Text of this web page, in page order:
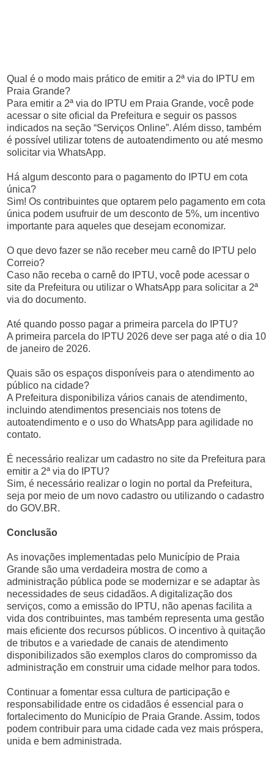
Qual é o modo mais prático de emitir a 2ª via do IPTU em
Praia Grande?
Para emitir a 2ª via do IPTU em Praia Grande, você pode
acessar o site oficial da Prefeitura e seguir os passos
indicados na seção “Serviços Online”. Além disso, também
é possível utilizar totens de autoatendimento ou até mesmo
solicitar via WhatsApp.
Há algum desconto para o pagamento do IPTU em cota
única?
Sim! Os contribuintes que optarem pelo pagamento em cota
única podem usufruir de um desconto de 5%, um incentivo
importante para aqueles que desejam economizar.
O que devo fazer se não receber meu carnê do IPTU pelo
Correio?
Caso não receba o carnê do IPTU, você pode acessar o
site da Prefeitura ou utilizar o WhatsApp para solicitar a 2ª
via do documento.
Até quando posso pagar a primeira parcela do IPTU?
A primeira parcela do IPTU 2026 deve ser paga até o dia 10
de janeiro de 2026.
Quais são os espaços disponíveis para o atendimento ao
público na cidade?
A Prefeitura disponibiliza vários canais de atendimento,
incluindo atendimentos presenciais nos totens de
autoatendimento e o uso do WhatsApp para agilidade no
contato.
É necessário realizar um cadastro no site da Prefeitura para
emitir a 2ª via do IPTU?
Sim, é necessário realizar o login no portal da Prefeitura,
seja por meio de um novo cadastro ou utilizando o cadastro
do GOV.BR.
Conclusão
As inovações implementadas pelo Município de Praia
Grande são uma verdadeira mostra de como a
administração pública pode se modernizar e se adaptar às
necessidades de seus cidadãos. A digitalização dos
serviços, como a emissão do IPTU, não apenas facilita a
vida dos contribuintes, mas também representa uma gestão
mais eficiente dos recursos públicos. O incentivo à quitação
de tributos e a variedade de canais de atendimento
disponibilizados são exemplos claros do compromisso da
administração em construir uma cidade melhor para todos.
Continuar a fomentar essa cultura de participação e
responsabilidade entre os cidadãos é essencial para o
fortalecimento do Município de Praia Grande. Assim, todos
podem contribuir para uma cidade cada vez mais próspera,
unida e bem administrada.